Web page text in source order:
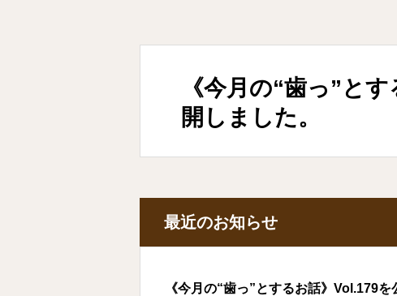
《今月の“歯っ”と
開しました。
最近のお知らせ
《今月の“歯っ”とするお話》Vol.179を